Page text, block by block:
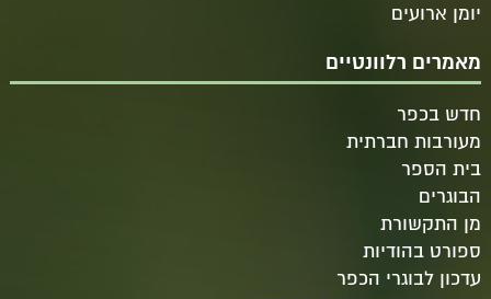
יומן ארועים
מאמרים רלוונטיים
חדש בכפר
מעורבות חברתית
בית הספר
הבוגרים
מן התקשורת
ספורט בהודיות
עדכון לבוגרי הכפר